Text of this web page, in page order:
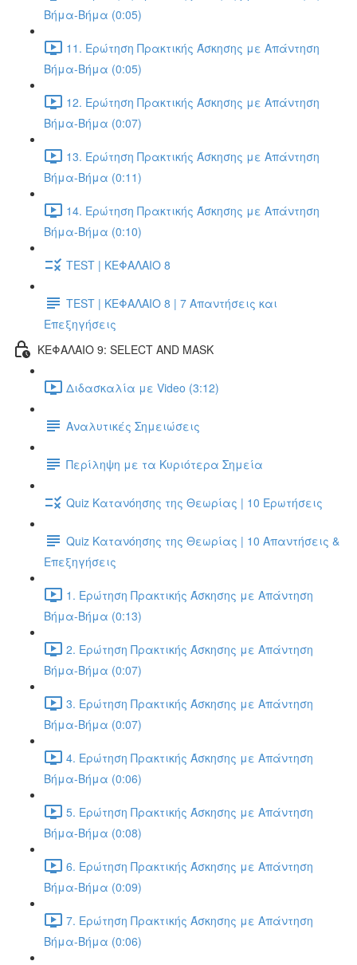
Βήμα-Βήμα (0:05)
11. Ερώτηση Πρακτικής Άσκησης με Απάντηση
Βήμα-Βήμα (0:05)
12. Ερώτηση Πρακτικής Άσκησης με Απάντηση
Βήμα-Βήμα (0:07)
13. Ερώτηση Πρακτικής Άσκησης με Απάντηση
Βήμα-Βήμα (0:11)
14. Ερώτηση Πρακτικής Άσκησης με Απάντηση
Βήμα-Βήμα (0:10)
TEST | ΚΕΦΑΛΑΙΟ 8
TEST | ΚΕΦΑΛΑΙΟ 8 | 7 Απαντήσεις και
Επεξηγήσεις
ΚΕΦΑΛΑΙΟ 9: SELECT AND MASK
Διδασκαλία με Video (3:12)
Αναλυτικές Σημειώσεις
Περίληψη με τα Κυριότερα Σημεία
Quiz Κατανόησης της Θεωρίας | 10 Ερωτήσεις
Quiz Κατανόησης της Θεωρίας | 10 Απαντήσεις &
Επεξηγήσεις
1. Ερώτηση Πρακτικής Άσκησης με Απάντηση
Βήμα-Βήμα (0:13)
2. Ερώτηση Πρακτικής Άσκησης με Απάντηση
Βήμα-Βήμα (0:07)
3. Ερώτηση Πρακτικής Άσκησης με Απάντηση
Βήμα-Βήμα (0:07)
4. Ερώτηση Πρακτικής Άσκησης με Απάντηση
Βήμα-Βήμα (0:06)
5. Ερώτηση Πρακτικής Άσκησης με Απάντηση
Βήμα-Βήμα (0:08)
6. Ερώτηση Πρακτικής Άσκησης με Απάντηση
Βήμα-Βήμα (0:09)
7. Ερώτηση Πρακτικής Άσκησης με Απάντηση
Βήμα-Βήμα (0:06)